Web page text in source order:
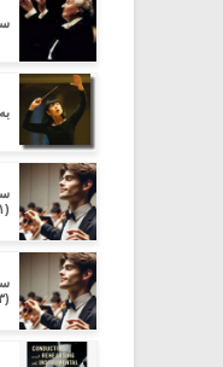
(۱)
(۳)